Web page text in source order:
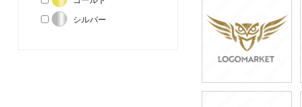
シルバー
(税込65,780円)